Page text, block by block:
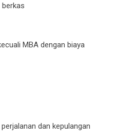
MBA dengan biaya
dan kepulangan